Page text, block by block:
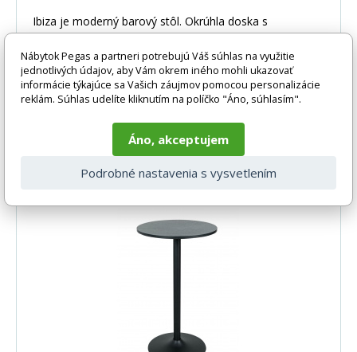
Ibiza je moderný barový stôl. Okrúhla doska s
bola vy
DO KOŠÍKA
dostupnost na vyžádání
Nábytok Pegas a partneri potrebujú Váš súhlas na využitie
jednotlivých údajov, aby Vám okrem iného mohli ukazovať
informácie týkajúce sa Vašich záujmov pomocou personalizácie
reklám. Súhlas udelíte kliknutím na políčko "Áno, súhlasím".
Áno, akceptujem
Podrobné nastavenia s vysvetlením